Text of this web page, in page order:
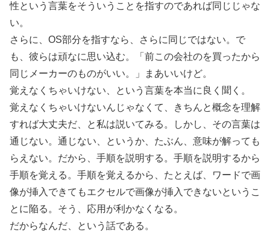
性という言葉をそういうことを指すのであれば同じじゃな
い。
さらに、OS部分を指すなら、さらに同じではない。で
も、彼らは頑なに思い込む。「前この会社のを買ったから
同じメーカーのものがいい。」まあいいけど。
覚えなくちゃいけない、という言葉を本当に良く聞く。
覚えなくちゃいけないんじゃなくて、きちんと概念を理解
すれば大丈夫だ、と私は説いてみる。しかし、その言葉は
通じない。通じない、というか、たぶん、意味が解っても
らえない。だから、手順を説明する。手順を説明するから
手順を覚える。手順を覚えるから、たとえば、ワードで画
像が挿入できてもエクセルで画像が挿入できないというこ
とに陥る。そう、応用が利かなくなる。
だからなんだ、という話である。